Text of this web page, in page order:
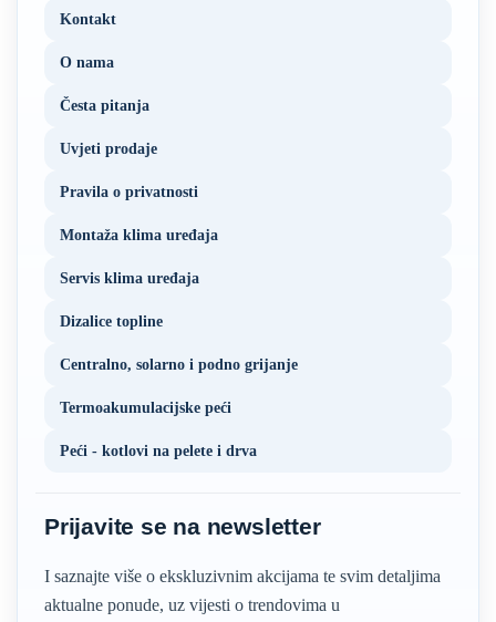
Kontakt
O nama
Česta pitanja
Uvjeti prodaje
Pravila o privatnosti
Montaža klima uređaja
Servis klima uređaja
Dizalice topline
Centralno, solarno i podno grijanje
Termoakumulacijske peći
Peći - kotlovi na pelete i drva
Prijavite se na newsletter
I saznajte više o ekskluzivnim akcijama te svim detaljima
aktualne ponude, uz vijesti o trendovima u